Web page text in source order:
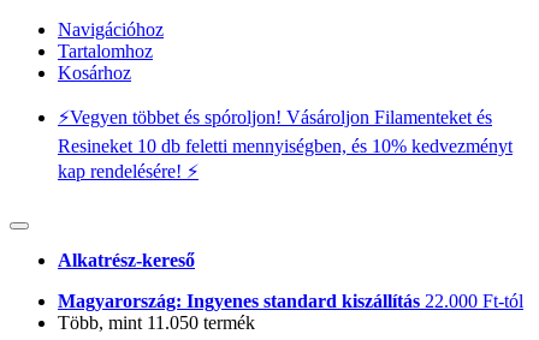
Navigációhoz
Tartalomhoz
Kosárhoz
⚡️Vegyen többet és spóroljon! Vásároljon Filamenteket és
Resineket 10 db feletti mennyiségben, és 10% kedvezményt
kap rendelésére! ⚡️
Alkatrész-kereső
Magyarország: Ingyenes standard kiszállítás 22.000 Ft-tól
Több, mint 11.050 termék